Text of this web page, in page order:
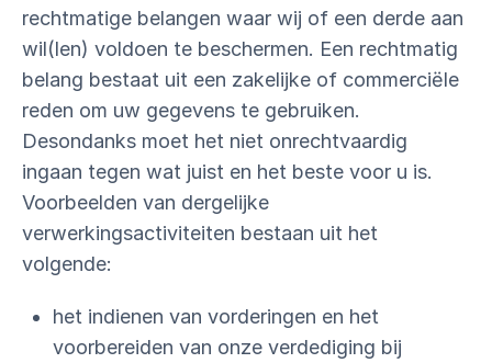
rechtmatige belangen waar wij of een derde aan
wil(len) voldoen te beschermen. Een rechtmatig
belang bestaat uit een zakelijke of commerciële
reden om uw gegevens te gebruiken.
Desondanks moet het niet onrechtvaardig
ingaan tegen wat juist en het beste voor u is.
Voorbeelden van dergelijke
verwerkingsactiviteiten bestaan uit het
volgende:
het indienen van vorderingen en het
voorbereiden van onze verdediging bij